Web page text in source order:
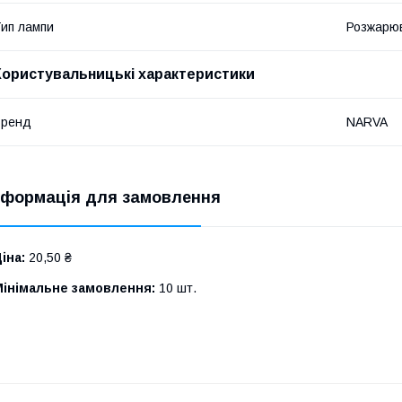
лампи
характеристики
NARVA
для замовлення
20,50 ₴
замовлення: 10 шт.